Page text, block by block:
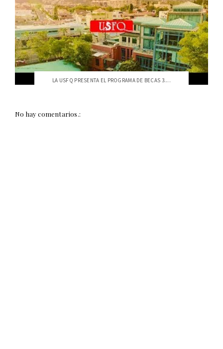
LA USFQ PRESENTA EL PROGRAMA DE BECAS 3....
No hay comentarios.: